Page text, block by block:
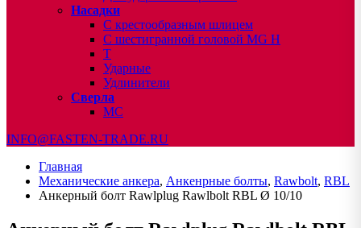
Насадки
С крестообразным шлицем
С шестигранной головой MG H
T
Ударные
Удлинители
Сверла
МС
INFO@FASTEN-TRADE.RU
Главная
Механические анкера, Анкенрные болты, Rawbolt, RBL
Анкерный болт Rawlplug Rawlbolt RBL Ø 10/10